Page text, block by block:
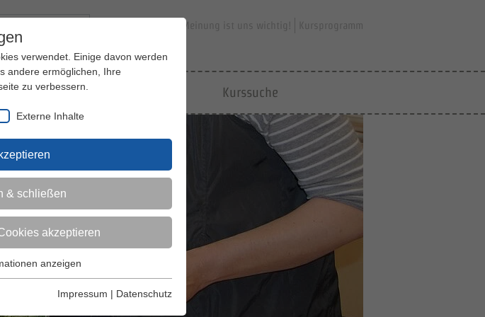
Ihre Meinung ist uns wichtig! Kursprogramm
Erwachsene Kurssuche
verwendet. Einige davon werden
andere ermöglichen, Ihre
zu verbessern.
Externe Inhalte
& schließen
akzeptieren
Funktionen der
anzeigen
Impressum | Datenschutz